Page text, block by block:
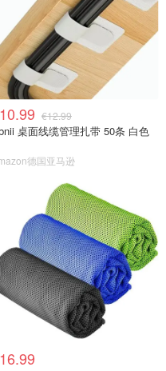
€12.99
桌面线缆管理扎带 50条 白色
德国亚马逊